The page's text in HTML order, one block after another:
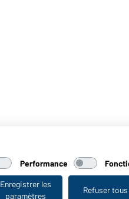
Performance
Enregistrer les
paramètres
Refuser tous